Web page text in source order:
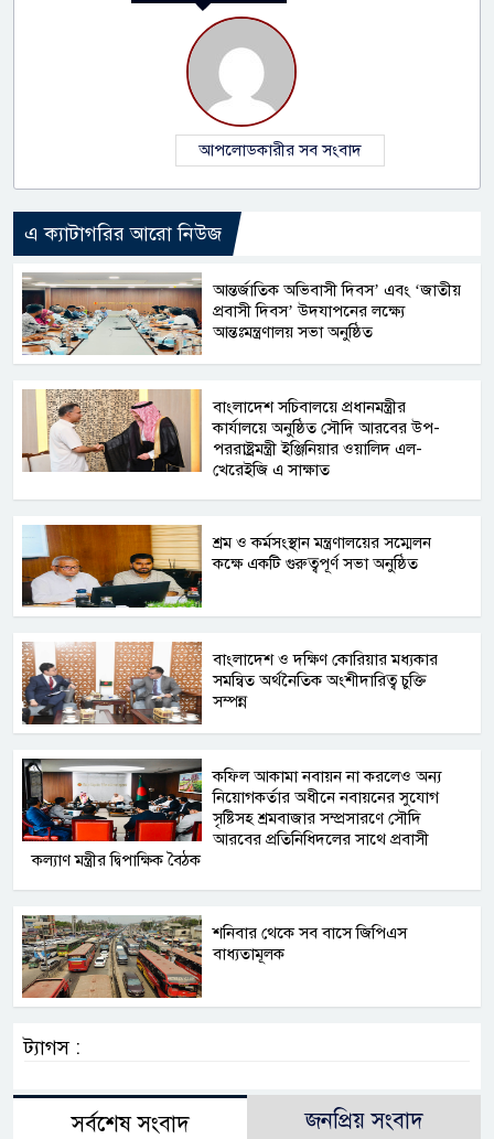
আপলোডকারীর সব সংবাদ
এ ক্যাটাগরির আরো নিউজ
আন্তর্জাতিক অভিবাসী দিবস’ এবং ‘জাতীয়
প্রবাসী দিবস’ উদযাপনের লক্ষ্যে
আন্তঃমন্ত্রণালয় সভা অনুষ্ঠিত
বাংলাদেশ সচিবালয়ে প্রধানমন্ত্রীর
কার্যালয়ে অনুষ্ঠিত সৌদি আরবের উপ-
পররাষ্ট্রমন্ত্রী ইঞ্জিনিয়ার ওয়ালিদ এল-
খেরেইজি এ সাক্ষাত
শ্রম ও কর্মসংস্থান মন্ত্রণালয়ের সম্মেলন
কক্ষে একটি গুরুত্বপূর্ণ সভা অনুষ্ঠিত
বাংলাদেশ ও দক্ষিণ কোরিয়ার মধ্যকার
সমন্বিত অর্থনৈতিক অংশীদারিত্ব চুক্তি
সম্পন্ন
কফিল আকামা নবায়ন না করলেও অন্য
নিয়োগকর্তার অধীনে নবায়নের সুযোগ
সৃষ্টিসহ শ্রমবাজার সম্প্রসারণে সৌদি
আরবের প্রতিনিধিদলের সাথে প্রবাসী
কল্যাণ মন্ত্রীর দ্বিপাক্ষিক বৈঠক
শনিবার থেকে সব বাসে জিপিএস
বাধ্যতামূলক
ট্যাগস :
সর্বশেষ সংবাদ জনপ্রিয় সংবাদ